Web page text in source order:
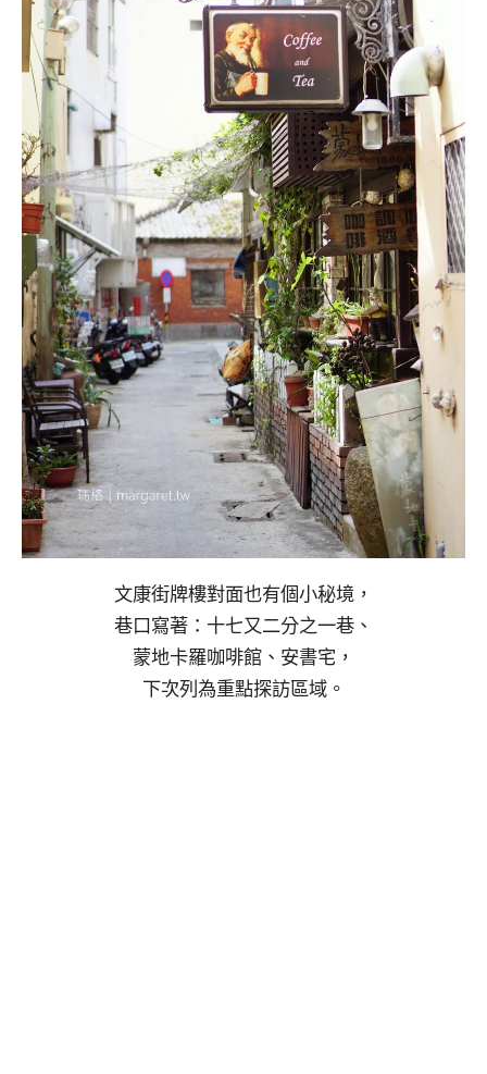
文康街牌樓對面也有個小秘境，
巷口寫著：十七又二分之一巷、
蒙地卡羅咖啡館、安書宅，
下次列為重點探訪區域。